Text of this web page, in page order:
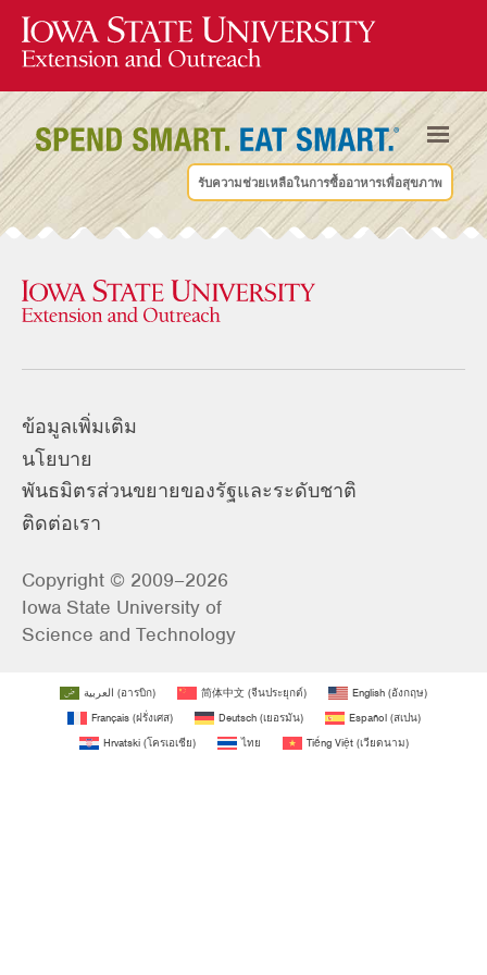
รับความช่วยเหลือในการซื้ออาหารเพื่อสุขภาพ
ข้อมูลเพิ่มเติม
นโยบาย
พันธมิตรส่วนขยายของรัฐและระดับชาติ
ติดต่อเรา
Copyright © 2009–2026
Iowa State University of
Science and Technology
العربية (อารบิก) 简体中文 (จีนประยุกต์) English (อังกฤษ)
Français(ฝรั่งเศส) Deutsch(เยอรมัน) Español(สเปน)
Hrvatski(โครเอเชีย) ไทย Tiếng Việt(เวียดนาม)